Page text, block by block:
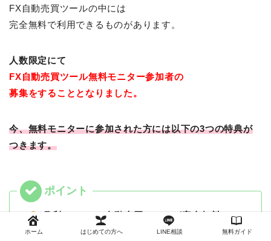
FX自動売買ツールの中には
完全無料で利用できるものがあります。
人数限定にて
FX自動売買ツール無料モニター参加者の
募集をすることとなりました。
今、無料モニターに参加された方には以下の3つの特典が
つきます。
月利50％のFX自動売買ツールが完全無料！
ツールの設置から運営が無料サポートをして
ホーム はじめての方へ LINE相談 無料ガイド